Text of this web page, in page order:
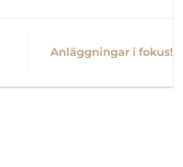
Anläggningar i fokus!